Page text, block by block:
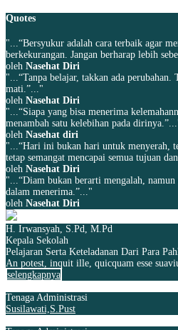
Quotes
"...“Bersyukur adalah cara terbaik agar
berkekurangan. Jangan berharap lebih
oleh Nasehat Diri
"...“Tanpa belajar, takkan ada perubahan.
mati.”..."
oleh Nasehat Diri
"...“Siapa yang bisa menerima
menambah satu kelebihan pada
oleh Nasehat diri
"...“Hari ini bukan hari untuk menyerah,
tetap semangat mencapai semua tujuan
oleh Nasehat Diri
"...“Diam bukan berarti mengalah,
dalam menerima.”..."
oleh Nasehat Diri
H. Irwansyah, S.Pd, M.Pd
Kepala Sekolah
Pelajaran Serta Keteladanan Dari Para
An potest, inquit ille, quicquam esse
selengkapnya
Tenaga Administrasi
Susilawati,S.Pust